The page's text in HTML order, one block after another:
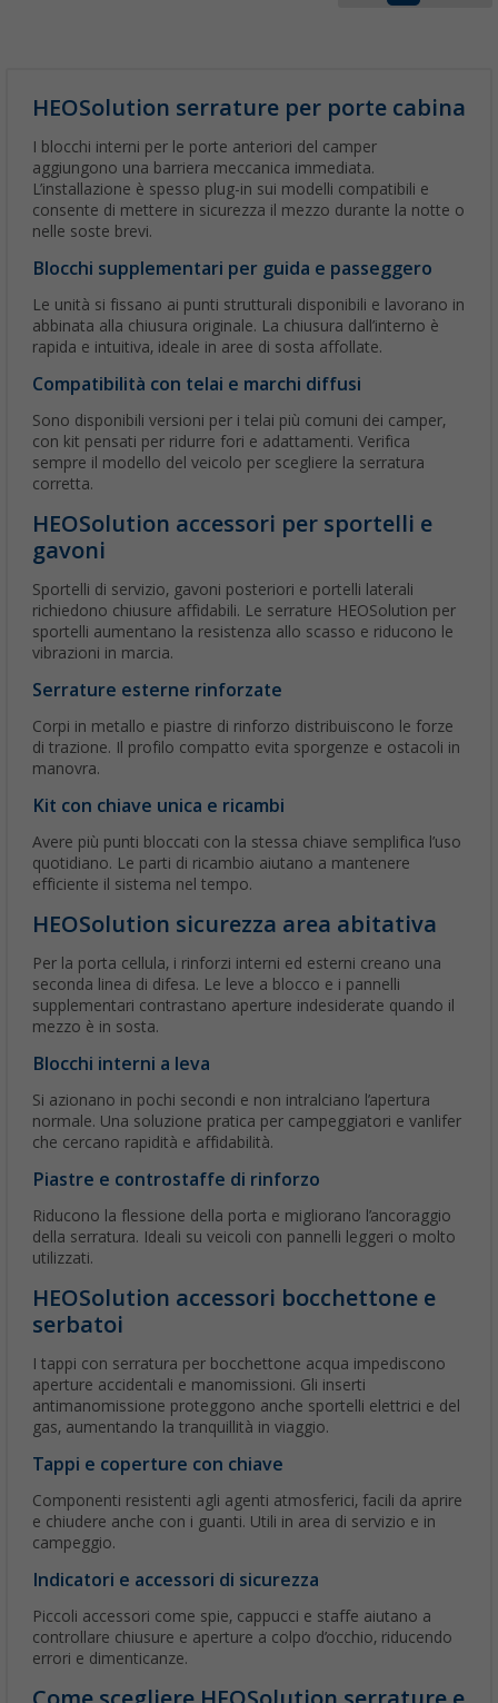
HEOSolution serrature per porte cabina
I blocchi interni per le porte anteriori del camper
aggiungono una barriera meccanica immediata.
L’installazione è spesso plug-in sui modelli compatibili e
consente di mettere in sicurezza il mezzo durante la notte o
nelle soste brevi.
Blocchi supplementari per guida e passeggero
Le unità si fissano ai punti strutturali disponibili e lavorano in
abbinata alla chiusura originale. La chiusura dall’interno è
rapida e intuitiva, ideale in aree di sosta affollate.
Compatibilità con telai e marchi diffusi
Sono disponibili versioni per i telai più comuni dei camper,
con kit pensati per ridurre fori e adattamenti. Verifica
sempre il modello del veicolo per scegliere la serratura
corretta.
HEOSolution accessori per sportelli e
gavoni
Sportelli di servizio, gavoni posteriori e portelli laterali
richiedono chiusure affidabili. Le serrature HEOSolution per
sportelli aumentano la resistenza allo scasso e riducono le
vibrazioni in marcia.
Serrature esterne rinforzate
Corpi in metallo e piastre di rinforzo distribuiscono le forze
di trazione. Il profilo compatto evita sporgenze e ostacoli in
manovra.
Kit con chiave unica e ricambi
Avere più punti bloccati con la stessa chiave semplifica l’uso
quotidiano. Le parti di ricambio aiutano a mantenere
efficiente il sistema nel tempo.
HEOSolution sicurezza area abitativa
Per la porta cellula, i rinforzi interni ed esterni creano una
seconda linea di difesa. Le leve a blocco e i pannelli
supplementari contrastano aperture indesiderate quando il
mezzo è in sosta.
Blocchi interni a leva
Si azionano in pochi secondi e non intralciano l’apertura
normale. Una soluzione pratica per campeggiatori e vanlifer
che cercano rapidità e affidabilità.
Piastre e controstaffe di rinforzo
Riducono la flessione della porta e migliorano l’ancoraggio
della serratura. Ideali su veicoli con pannelli leggeri o molto
utilizzati.
HEOSolution accessori bocchettone e
serbatoi
I tappi con serratura per bocchettone acqua impediscono
aperture accidentali e manomissioni. Gli inserti
antimanomissione proteggono anche sportelli elettrici e del
gas, aumentando la tranquillità in viaggio.
Tappi e coperture con chiave
Componenti resistenti agli agenti atmosferici, facili da aprire
e chiudere anche con i guanti. Utili in area di servizio e in
campeggio.
Indicatori e accessori di sicurezza
Piccoli accessori come spie, cappucci e staffe aiutano a
controllare chiusure e aperture a colpo d’occhio, riducendo
errori e dimenticanze.